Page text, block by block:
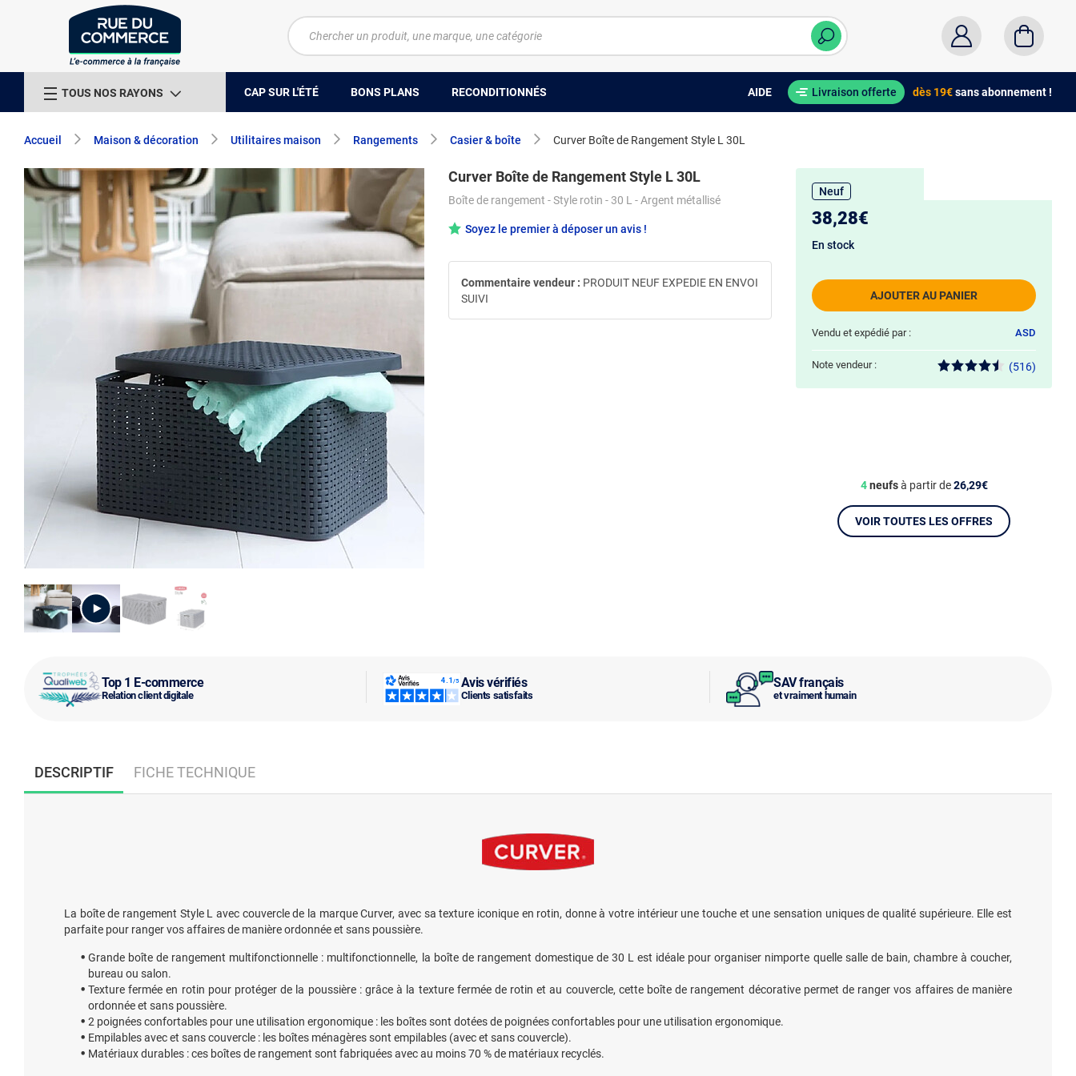
TOUS NOS RAYONS CAP SUR L'ÉTÉ BONS PLANS RECONDITIONNÉS AIDE Livraison offerte dès 19€sans abonnement !
Accueil Maison & décoration Utilitaires maison Rangements Casier & boîte Curver Boîte de Rangement Style L 30L
Top 1 E-commerce
Relation client digitale
Avis vérifiés
Clients satisfaits
SAV français
et vraiment humain
Curver Boîte de Rangement Style L 30L
Boîte de rangement - Style rotin - 30 L - Argent métallisé
Soyez le premier à déposer un avis !
Commentaire vendeur : PRODUIT NEUF EXPEDIE EN ENVOI
SUIVI
Neuf
38,28€
AJOUTER AU PANIER
En stock
Vendu et expédié par : ASD
Note vendeur : (516)
4neufsà partir de26,29€
VOIR TOUTES LES OFFRES
DESCRIPTIF FICHE TECHNIQUE
La boîte de rangement Style L avec couvercle de la marque Curver, avec sa texture iconique en rotin, donne à votre intérieur une touche et une sensation uniques de qualité supérieure. Elle est
parfaite pour ranger vos affaires de manière ordonnée et sans poussière.
Grande boîte de rangement multifonctionnelle : multifonctionnelle, la boîte de rangement domestique de 30 L est idéale pour organiser nimporte quelle salle de bain, chambre à coucher,
bureau ou salon.
Texture fermée en rotin pour protéger de la poussière : grâce à la texture fermée de rotin et au couvercle, cette boîte de rangement décorative permet de ranger vos affaires de manière
ordonnée et sans poussière.
2 poignées confortables pour une utilisation ergonomique : les boîtes sont dotées de poignées confortables pour une utilisation ergonomique.
Empilables avec et sans couvercle : les boîtes ménagères sont empilables (avec et sans couvercle).
Matériaux durables : ces boîtes de rangement sont fabriquées avec au moins 70 % de matériaux recyclés.